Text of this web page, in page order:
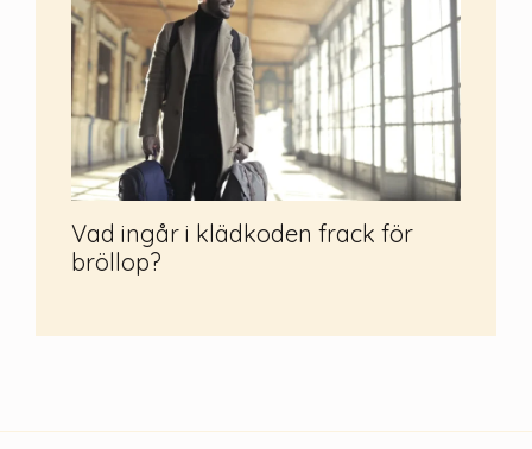
Vad ingår i klädkoden frack för
bröllop?